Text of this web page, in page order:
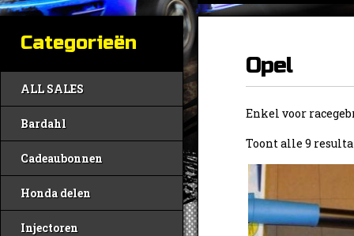
Categorieën
ALL SALES
Bardahl
Cadeaubonnen
Honda delen
Injectoren
Opel
Enkel voor
Toont alle 9